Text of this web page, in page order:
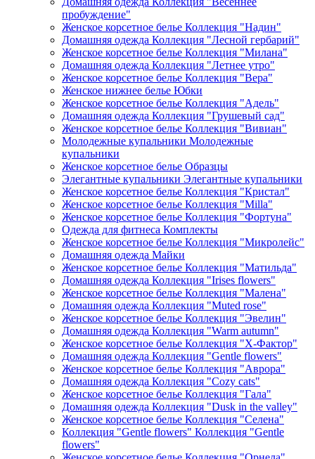
пробуждение"
Женское корсетное белье Коллекция "Надин"
Домашняя одежда Коллекция "Лесной гербарий"
Женское корсетное белье Коллекция "Милана"
Домашняя одежда Коллекция "Летнее утро"
Женское корсетное белье Коллекция "Вера"
Женское нижнее белье Юбки
Женское корсетное белье Коллекция "Адель"
Домашняя одежда Коллекция "Грушевый сад"
Женское корсетное белье Коллекция "Вивиан"
Молодежные купальники Молодежные
купальники
Женское корсетное белье Образцы
Элегантные купальники Элегантные купальники
Женское корсетное белье Коллекция "Кристал"
Женское корсетное белье Коллекция "Milla"
Женское корсетное белье Коллекция "Фортуна"
Одежда для фитнеса Комплекты
Женское корсетное белье Коллекция "Микролейс"
Домашняя одежда Майки
Женское корсетное белье Коллекция "Матильда"
Домашняя одежда Коллекция "Irises flowers"
Женское корсетное белье Коллекция "Малена"
Домашняя одежда Коллекция "Muted rose"
Женское корсетное белье Коллекция "Эвелин"
Домашняя одежда Коллекция "Warm autumn"
Женское корсетное белье Коллекция "Х-Фактор"
Домашняя одежда Коллекция "Gentle flowers"
Женское корсетное белье Коллекция "Аврора"
Домашняя одежда Коллекция "Cozy cats"
Женское корсетное белье Коллекция "Гала"
Домашняя одежда Коллекция "Dusk in the valley"
Женское корсетное белье Коллекция "Селена"
Коллекция "Gentle flowers" Коллекция "Gentle
flowers"